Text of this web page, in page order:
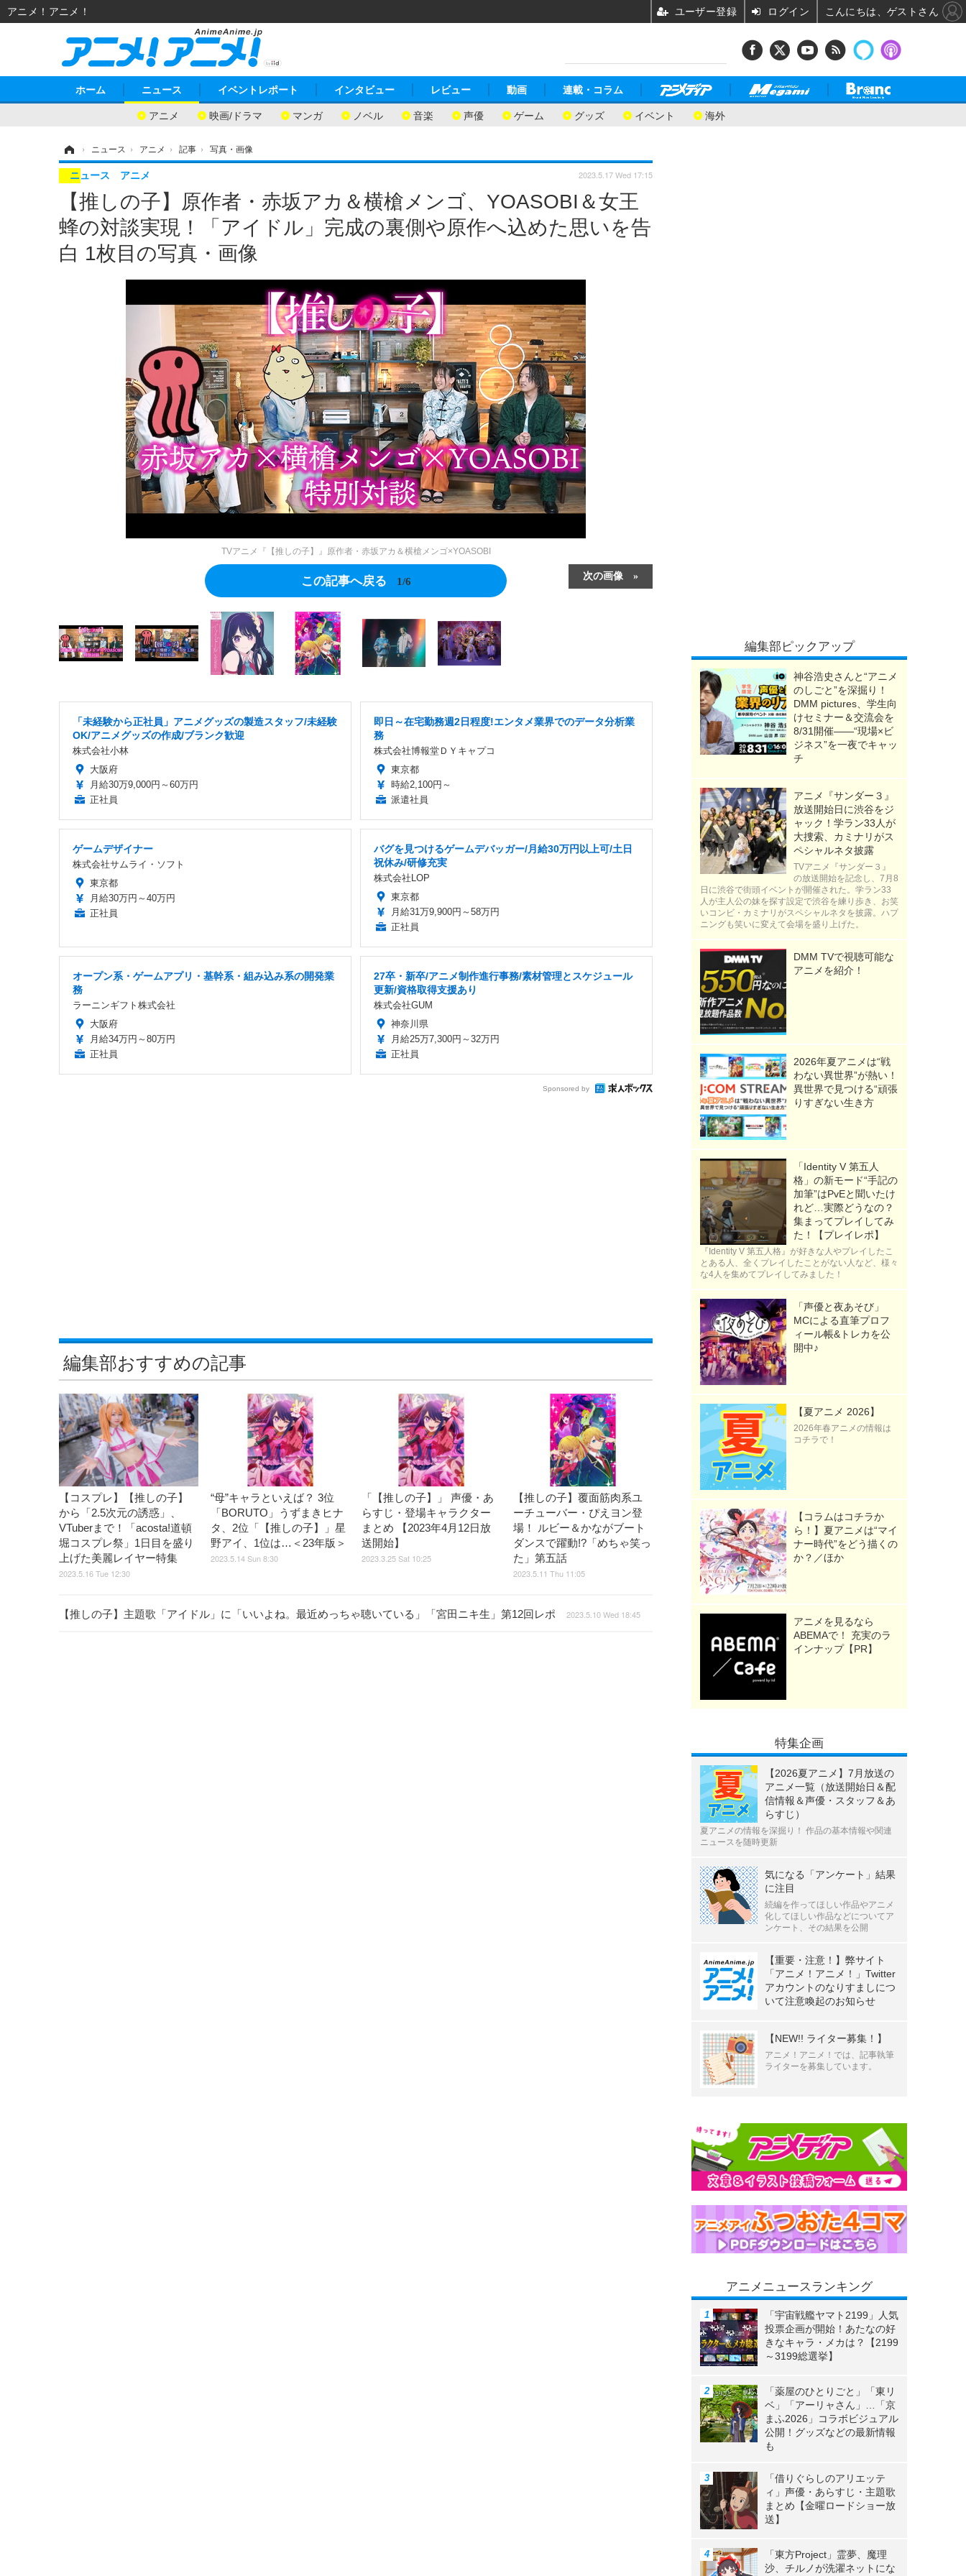
ホーム ニュース
アニメ 映画/ドラマ マンガ ノベル 音楽 声優 ゲーム グッズ イベント 海外
イベントレポート インタビュー レビュー 動画 連載・コラム
› ニュース › アニメ › 記事 › 写真・画像
【推しの子】原作者・赤坂アカ＆横槍メンゴ、YOASOBI＆女王
蜂の対談実現！「アイドル」完成の裏側や原作へ込めた思いを告
白 1枚目の写真・画像
ニュース アニメ 2023.5.17 Wed 17:15
TVアニメ『【推しの子】』原作者・赤坂アカ＆横槍メンゴ×YOASOBI
次の画像
この記事へ戻る 1/6
「未経験から正社員」アニメグッズの製造スタッフ/未経験
OK/アニメグッズの作成/ブランク歓迎
株式会社小林
大阪府
月給30万9,000円～60万円
正社員
即日～在宅勤務週2日程度!エンタメ業界でのデータ分析業
務
株式会社博報堂ＤＹキャプコ
東京都
時給2,100円～
派遣社員
ゲームデザイナー
株式会社サムライ・ソフト
東京都
月給30万円～40万円
正社員
バグを見つけるゲームデバッガー/月給30万円以上可/土日
祝休み/研修充実
株式会社LOP
東京都
月給31万9,900円～58万円
正社員
オープン系・ゲームアプリ・基幹系・組み込み系の開発業
務
ラーニンギフト株式会社
大阪府
月給34万円～80万円
正社員
27卒・新卒/アニメ制作進行事務/素材管理とスケジュール
更新/資格取得支援あり
株式会社GUM
神奈川県
月給25万7,300円～32万円
正社員
Sponsored by
編集部おすすめの記事
【コスプレ】【推しの子】
から「2.5次元の誘惑」、
VTuberまで！「acosta!道頓
堀コスプレ祭」1日目を盛り
上げた美麗レイヤー特集
2023.5.16 Tue 12:30
“母”キャラといえば？ 3位
「BORUTO」うずまきヒナ
タ、2位「【推しの子】」星
野アイ、1位は…＜23年版＞
2023.5.14 Sun 8:30
「【推しの子】」 声優・あ
らすじ・登場キャラクター
まとめ 【2023年4月12日放
送開始】
2023.3.25 Sat 10:25
【推しの子】覆面筋肉系ユ
ーチューバー・ぴえヨン登
場！ ルビー＆かながブート
ダンスで躍動!?「めちゃ笑っ
た」第五話
2023.5.11 Thu 11:05
【推しの子】主題歌「アイドル」に「いいよね。最近めっちゃ聴いている」「宮田ニキ生」第12回レポ 2023.5.10 Wed 18:45
編集部ピックアップ
神谷浩史さんと“アニメ
のしごと”を深掘り！
DMM pictures、学生向
けセミナー＆交流会を
8/31開催――“現場×ビ
ジネス”を一夜でキャッ
チ
アニメ『サンダー３』
放送開始日に渋谷をジ
ャック！学ラン33人が
大捜索、カミナリがス
ペシャルネタ披露
TVアニメ『サンダー３』
の放送開始を記念し、7月8
日に渋谷で街頭イベントが開催された。学ラン33
人が主人公の妹を探す設定で渋谷を練り歩き、お笑
いコンビ・カミナリがスペシャルネタを披露。ハプ
ニングも笑いに変えて会場を盛り上げた。
DMM TVで視聴可能な
アニメを紹介！
2026年夏アニメは“戦
わない異世界”が熱い！
異世界で見つける“頑張
りすぎない生き方
「Identity V 第五人
格」の新モード“手記の
加筆”はPvEと聞いたけ
れど…実際どうなの？
集まってプレイしてみ
た！【プレイレポ】
『Identity V 第五人格』が好きな人やプレイしたこ
とある人、全くプレイしたことがない人など、様々
な4人を集めてプレイしてみました！
「声優と夜あそび」
MCによる直筆プロフ
ィール帳&トレカを公
開中♪
【夏アニメ 2026】
2026年春アニメの情報は
コチラで！
【コラムはコチラか
ら！】夏アニメは“マイ
ナー時代”をどう描くの
か？／ほか
アニメを見るなら
ABEMAで！ 充実のラ
インナップ【PR】
特集企画
【2026夏アニメ】7月放送の
アニメ一覧（放送開始日＆配
信情報＆声優・スタッフ＆あ
らすじ）
夏アニメの情報を深掘り！ 作品の基本情報や関連
ニュースを随時更新
気になる「アンケート」結果
に注目
続編を作ってほしい作品やアニメ
化してほしい作品などについてア
ンケート、その結果を公開
【重要・注意！】弊サイト
「アニメ！アニメ！」Twitter
アカウントのなりすましにつ
いて注意喚起のお知らせ
【NEW!! ライター募集！】
アニメ！アニメ！では、記事執筆
ライターを募集しています。
アニメニュースランキング
「宇宙戦艦ヤマト2199」人気
投票企画が開始！あたなの好
きなキャラ・メカは？【2199
～3199総選挙】
「薬屋のひとりごと」「東リ
ベ」「アーリャさん」…「京
まふ2026」コラボビジュアル
公開！グッズなどの最新情報
も
「借りぐらしのアリエッテ
ィ」声優・あらすじ・主題歌
まとめ【金曜ロードショー放
送】
「東方Project」霊夢、魔理
沙、チルノが洗濯ネットにな
アニメ！アニメ！ ユーザー登録 ログイン こんにちは、ゲストさん